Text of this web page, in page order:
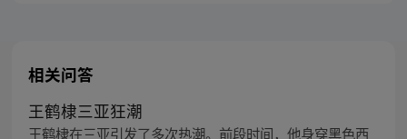
相关问答
王鹤棣三亚狂潮
王鹤棣在三亚引发了多次热潮。前段时间，他身穿黑色西